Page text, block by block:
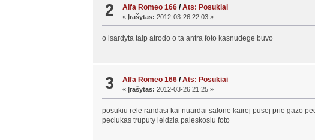
2 Alfa Romeo 166 /Ats: Posukiai
«Įrašytas: 2012-03-26 22:03 »
o isardyta taip atrodo o ta antra foto kasnudege buvo
3 Alfa Romeo 166 /Ats: Posukiai
«Įrašytas: 2012-03-26 21:25 »
posukiu rele randasi kai nuardai salone kairej pusej prie gazo
peciukas truputy leidzia paieskosiu foto